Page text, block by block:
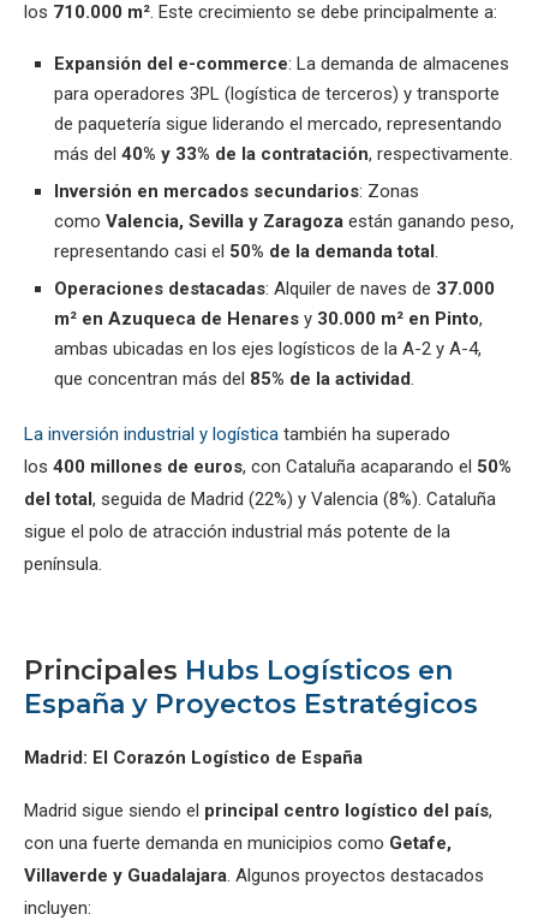
los 710.000 m². Este crecimiento se debe principalmente a:
Expansión del e-commerce: La demanda de almacenes
para operadores 3PL (logística de terceros) y transporte
de paquetería sigue liderando el mercado, representando
más del 40% y 33% de la contratación, respectivamente.
Inversión en mercados secundarios: Zonas
como Valencia, Sevilla y Zaragoza están ganando peso,
representando casi el 50% de la demanda total.
Operaciones destacadas: Alquiler de naves de 37.000
m² en Azuqueca de Henares y 30.000 m² en Pinto,
ambas ubicadas en los ejes logísticos de la A-2 y A-4,
que concentran más del 85% de la actividad.
La inversión industrial y logística también ha superado
los 400 millones de euros, con Cataluña acaparando el 50%
del total, seguida de Madrid (22%) y Valencia (8%). Cataluña
sigue el polo de atracción industrial más potente de la
península.
Principales Hubs Logísticos en
España y Proyectos Estratégicos
Madrid: El Corazón Logístico de España
Madrid sigue siendo el principal centro logístico del país,
con una fuerte demanda en municipios como Getafe,
Villaverde y Guadalajara. Algunos proyectos destacados
incluyen: